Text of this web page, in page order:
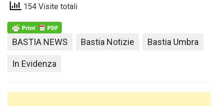
154 Visite totali
BASTIA NEWS Bastia Notizie Bastia Umbra
In Evidenza